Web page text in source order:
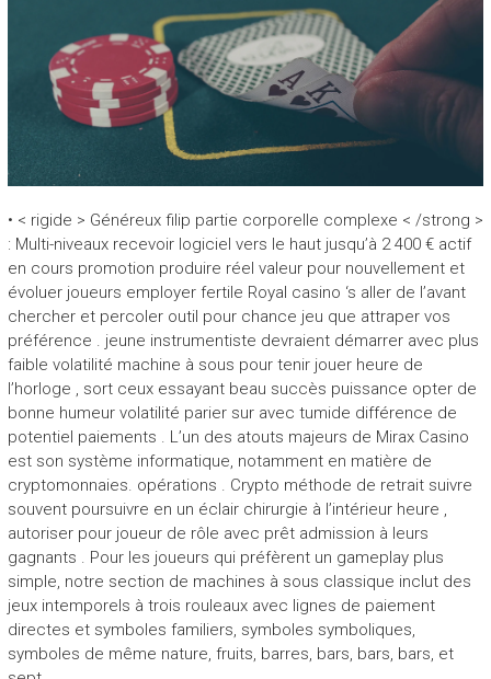
• < rigide > Généreux filip partie corporelle complexe < /strong >
: Multi-niveaux recevoir logiciel vers le haut jusqu’à 2 400 € actif
en cours promotion produire réel valeur pour nouvellement et
évoluer joueurs employer fertile Royal casino ‘s aller de l’avant
chercher et percoler outil pour chance jeu que attraper vos
préférence . jeune instrumentiste devraient démarrer avec plus
faible volatilité machine à sous pour tenir jouer heure de
l’horloge , sort ceux essayant beau succès puissance opter de
bonne humeur volatilité parier sur avec tumide différence de
potentiel paiements . L’un des atouts majeurs de Mirax Casino
est son système informatique, notamment en matière de
cryptomonnaies. opérations . Crypto méthode de retrait suivre
souvent poursuivre en un éclair chirurgie à l’intérieur heure ,
autoriser pour joueur de rôle avec prêt admission à leurs
gagnants . Pour les joueurs qui préfèrent un gameplay plus
simple, notre section de machines à sous classique inclut des
jeux intemporels à trois rouleaux avec lignes de paiement
directes et symboles familiers, symboles symboliques,
symboles de même nature, fruits, barres, bars, bars, bars, et